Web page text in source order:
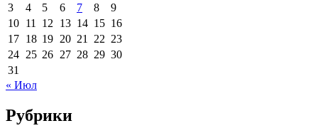
3
4 5 6 7 8
9
10 11 12 13 14 15 16
17 18 19 20 21 22 23
24 25 26 27 28 29 30
31
« Июл
Рубрики